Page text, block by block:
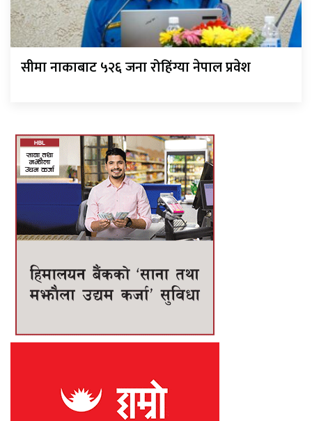
सीमा नाकाबाट ५२६ जना रोहिंग्या नेपाल प्रवेश